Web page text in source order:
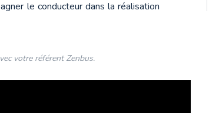
le conducteur dans la réalisation
votre référent Zenbus.